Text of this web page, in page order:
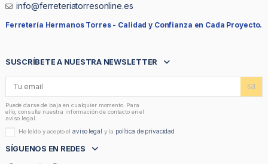
info@ferreteriatorresonline.es
Ferretería Hermanos Torres - Calidad y Confianza en Cada Proyecto.
SUSCRÍBETE A NUESTRA NEWSLETTER
Puede darse de baja en cualquier momento. Para
ello, consulte nuestra información de contacto en el
aviso legal.
He leído y acepto elaviso legal y la política de privacidad
SÍGUENOS EN REDES